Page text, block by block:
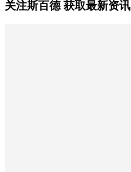
关注斯百德 获取最新资讯